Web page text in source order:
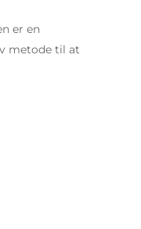
er en
metode til at